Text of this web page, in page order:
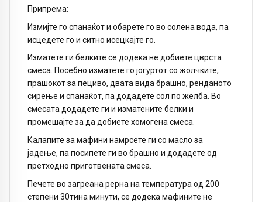
Припрема:
Измијте го спанаќот и обарете го во солена вода, па
исцедете го и ситно исецкајте го.
Изматете ги белките се додека не добиете цврста
смеса. Посебно изматете го јогуртот со жолчките,
прашокот за пециво, двата вида брашно, ренданото
сирење и спанаќот, па додадете сол по желба. Во
смесата додадете ги и изматените белки и
промешајте за да добиете хомогена смеса.
Калапите за мафини намрсете ги со масло за
јадење, па посипете ги во брашно и додадете од
претходно приготвената смеса.
Печете во загреана рерна на температура од 200
степени 30тина минути, се додека мафините не